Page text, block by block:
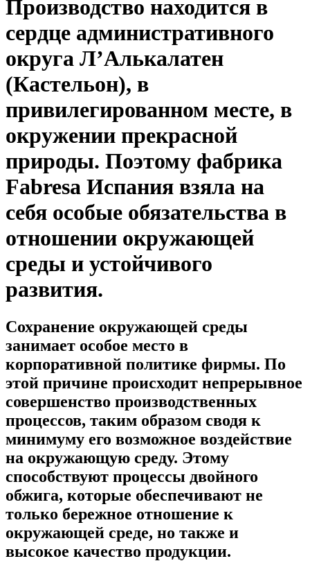
Производство находится в
сердце административного
округа Л’Алькалатен
(Кастельон), в
привилегированном месте, в
окружении прекрасной
природы. Поэтому фабрика
Fabresa Испания взяла на
себя особые обязательства в
отношении окружающей
среды и устойчивого
развития.
Сохранение окружающей среды
занимает особое место в
корпоративной политике фирмы. По
этой причине происходит непрерывное
совершенство производственных
процессов, таким образом сводя к
минимуму его возможное воздействие
на окружающую среду. Этому
способствуют процессы двойного
обжига, которые обеспечивают не
только бережное отношение к
окружающей среде, но также и
высокое качество продукции.